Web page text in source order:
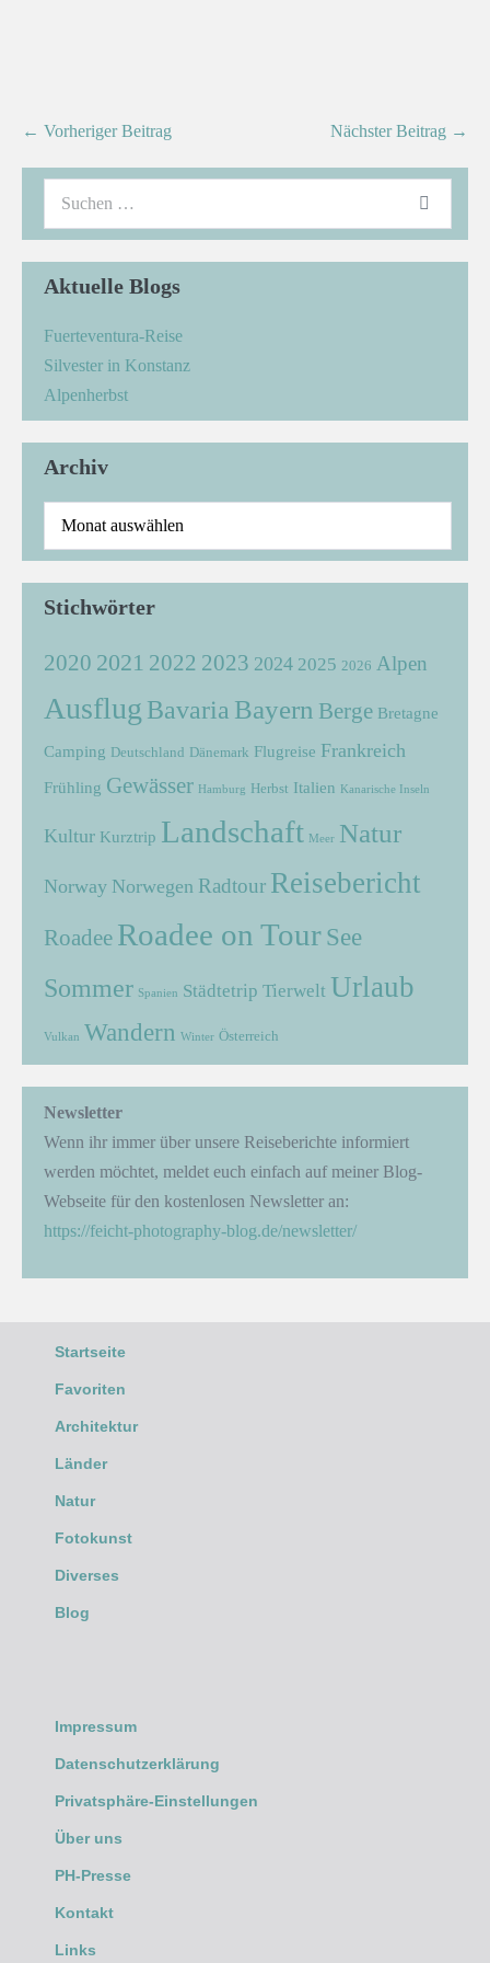
← Vorheriger Beitrag Nächster Beitrag →
Aktuelle Blogs
Fuerteventura-Reise
Silvester in Konstanz
Alpenherbst
Archiv
Stichwörter
2020 2021 2022 2023 2024 2025 2026 Alpen
Ausflug Bavaria Bayern Berge Bretagne
Camping Deutschland Dänemark Flugreise Frankreich
Frühling Gewässer Hamburg Herbst Italien Kanarische Inseln
Kultur Kurztrip Landschaft Meer Natur
Norway Norwegen Radtour Reisebericht
Roadee Roadee on Tour See
Sommer Spanien Städtetrip Tierwelt Urlaub
Vulkan Wandern Winter Österreich
Newsletter
Wenn ihr immer über unsere Reiseberichte informiert
werden möchtet, meldet euch einfach auf meiner Blog-
Webseite für den kostenlosen Newsletter an:
https://feicht-photography-blog.de/newsletter/
Startseite
Favoriten
Architektur
Länder
Natur
Fotokunst
Diverses
Blog
Impressum
Datenschutzerklärung
Privatsphäre-Einstellungen
Über uns
PH-Presse
Kontakt
Links